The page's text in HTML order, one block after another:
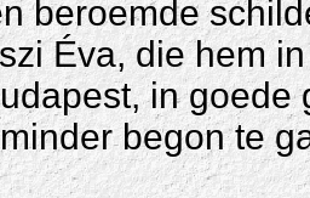
beroemde
Éva, die hem
in goede
begon te